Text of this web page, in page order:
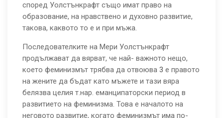
според Уолстънкрафт също имат право на
образование, на нравствено и духовно развитие,
такова, каквото то е и при мъжа.
Последователките на Мери Уолстънкрафт
продължават да вярват, че най- важното нещо,
което феминизмът трябва да отвоюва 3 е правото
на жените да бъдат като мъжете и тази вяра
белязва целия т.нар. еманципаторски период в
развитието на феминизма. Това е началото на
неговото развитие, когато феминизмът има по-